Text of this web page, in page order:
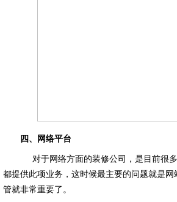
四、网络平台
对于网络方面的装修公司，是目前很
都提供此项业务，这时候最主要的问题就是
管就非常重要了。